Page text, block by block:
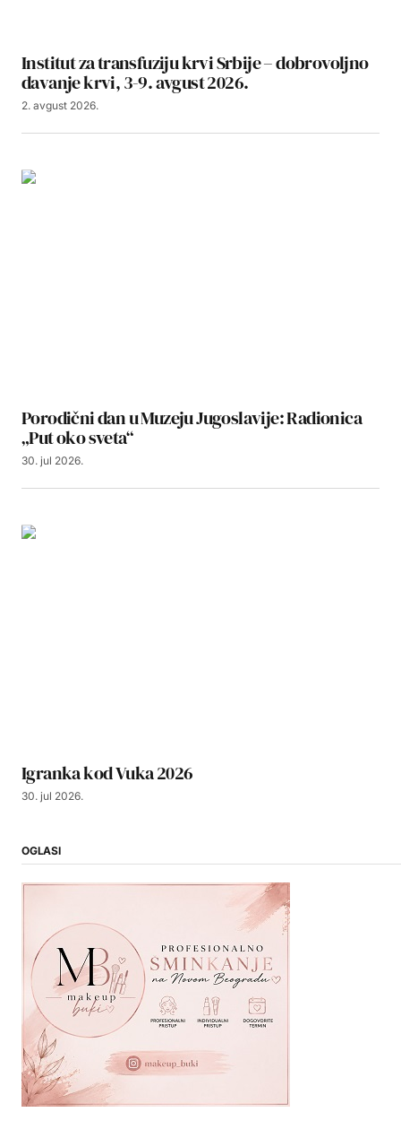
Institut za transfuziju krvi Srbije – dobrovoljno
davanje krvi, 3-9. avgust 2026.
2. avgust 2026.
Porodični dan u Muzeju Jugoslavije: Radionica
„Put oko sveta“
30. jul 2026.
Igranka kod Vuka 2026
30. jul 2026.
OGLASI